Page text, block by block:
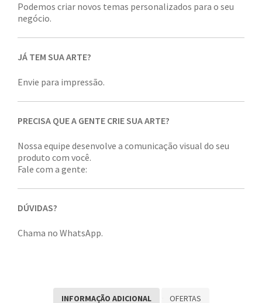
Podemos criar novos temas personalizados para o seu
negócio.
JÁ TEM SUA ARTE?
Envie para impressão.
PRECISA QUE A GENTE CRIE SUA ARTE?
Nossa equipe desenvolve a comunicação visual do seu
produto com você.
Fale com a gente:
DÚVIDAS?
Chama no WhatsApp.
INFORMAÇÃO ADICIONAL OFERTAS